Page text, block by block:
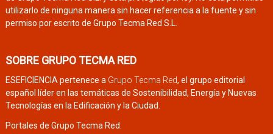
utilizarlo de ninguna manera sin hacer referencia a la fuente y sin
permiso por escrito de Grupo Tecma Red S.L.
SOBRE GRUPO TECMA RED
ESEFICIENCIA pertenece a Grupo Tecma Red, el grupo editorial
español líder en las temáticas de Sostenibilidad, Energía y Nuevas
Tecnologías en la Edificación y la Ciudad.
Portales de Grupo Tecma Red: